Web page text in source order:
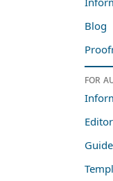
Blog
For